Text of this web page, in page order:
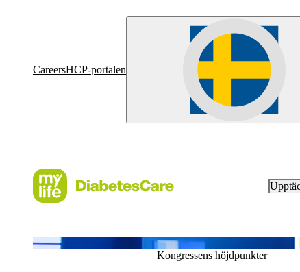
CareersHCP-portalen
Kongressens höjdpunkter